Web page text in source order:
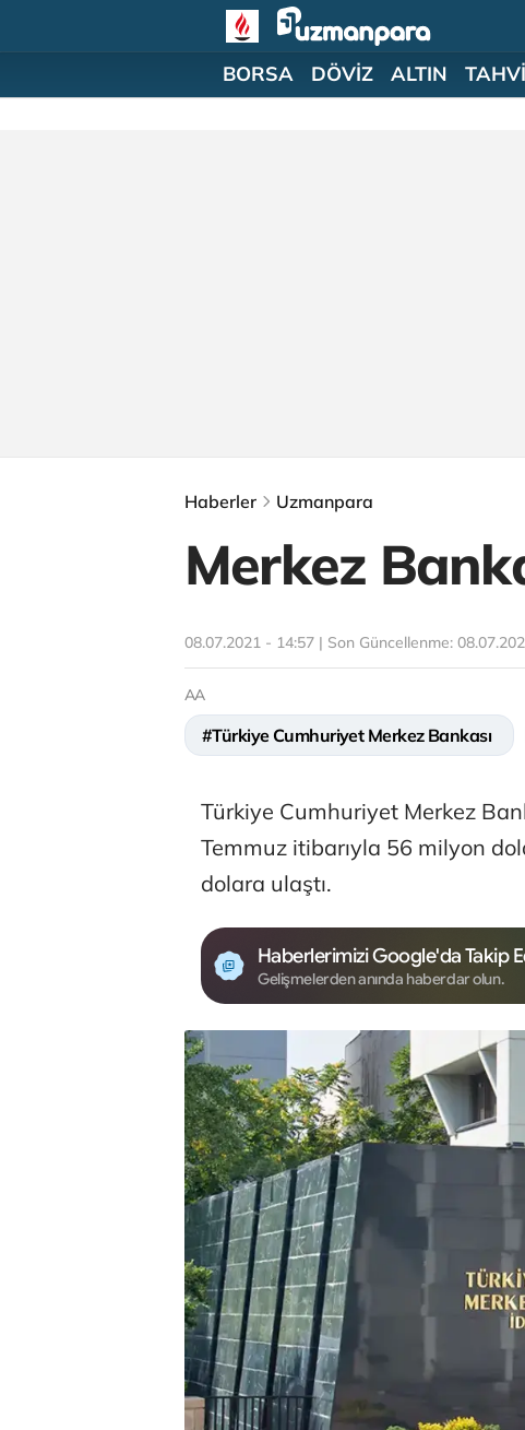
BORSA DÖVİZ ALTIN
Haberler Uzmanpara
Merkez
08.07.2021 - 14:57 | Son Güncellenme:
AA
#Türkiye Cumhuriyet Merkez Bankası
Türkiye Cumhuriyet Merkez
Temmuz itibarıyla 56 milyon
dolara ulaştı.
Haberlerimizi Google'da Takip
Gelişmelerden anında haberdar olun.